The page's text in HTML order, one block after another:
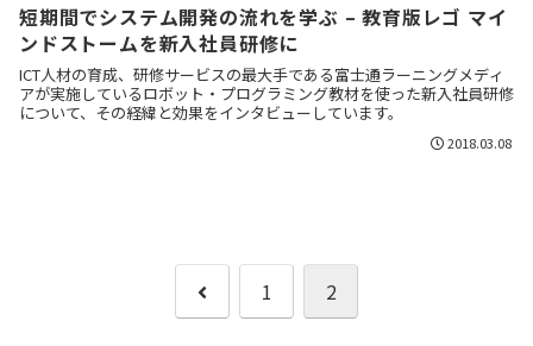
短期間でシステム開発の流れを学ぶ – 教育版レゴ マイ
ンドストームを新入社員研修に
ICT人材の育成、研修サービスの最大手である富士通ラーニングメディ
アが実施しているロボット・プログラミング教材を使った新入社員研修
について、その経緯と効果をインタビューしています。
2018.03.08
前
1 2